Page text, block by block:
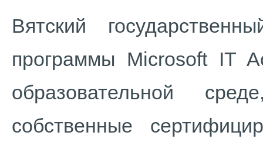
Вятский
программы Microsoft IT
образовательной
собственные